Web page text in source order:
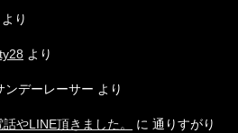
より
より
ンデーレーサー より
やLINE頂きました。 に 通りすがり